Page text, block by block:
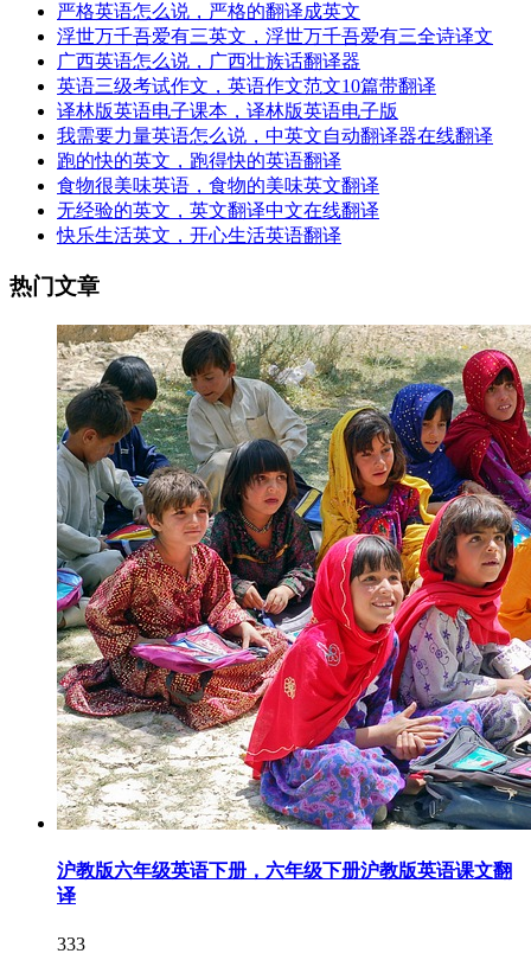
严格英语怎么说，严格的翻译成英文
浮世万千吾爱有三英文，浮世万千吾爱有三全诗译文
广西英语怎么说，广西壮族话翻译器
英语三级考试作文，英语作文范文10篇带翻译
译林版英语电子课本，译林版英语电子版
我需要力量英语怎么说，中英文自动翻译器在线翻译
跑的快的英文，跑得快的英语翻译
食物很美味英语，食物的美味英文翻译
无经验的英文，英文翻译中文在线翻译
快乐生活英文，开心生活英语翻译
热门文章
沪教版六年级英语下册，六年级下册沪教版英语课文翻
译
333